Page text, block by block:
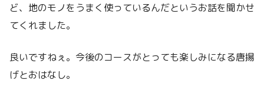
ど、地のモノをうまく使っているんだというお話を聞かせ
てくれました。
良いですねぇ。今後のコースがとっても楽しみになる唐揚
げとおはなし。